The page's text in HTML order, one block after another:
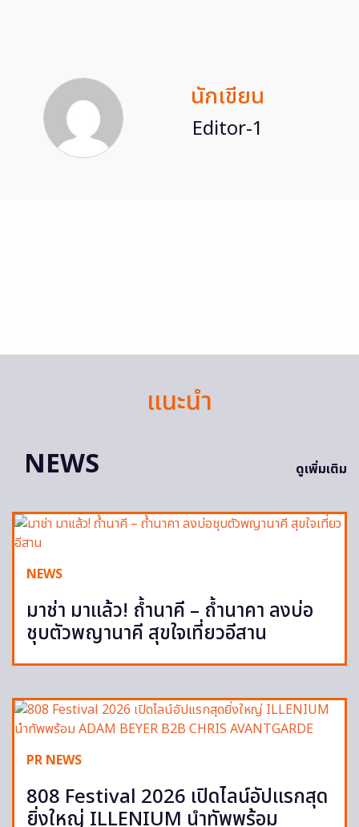
นักเขียน
Editor-1
แนะนำ
NEWS
ดูเพิ่มเติม
NEWS
มาช่า มาแล้ว! ถ้ำนาคี – ถ้ำนาคา ลงบ่อ
ชุบตัวพญานาคี สุขใจเที่ยวอีสาน
PR NEWS
808 Festival 2026 เปิดไลน์อัปแรกสุด
ยิ่งใหญ่ ILLENIUM นำทัพพร้อม